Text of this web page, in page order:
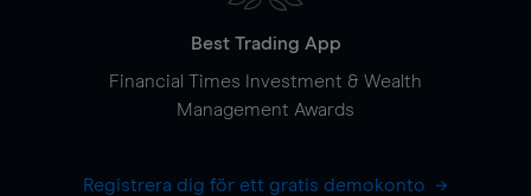
Best Trading App
Financial Times Investment & Wealth
Management Awards
Registrera dig för ett gratis demokonto